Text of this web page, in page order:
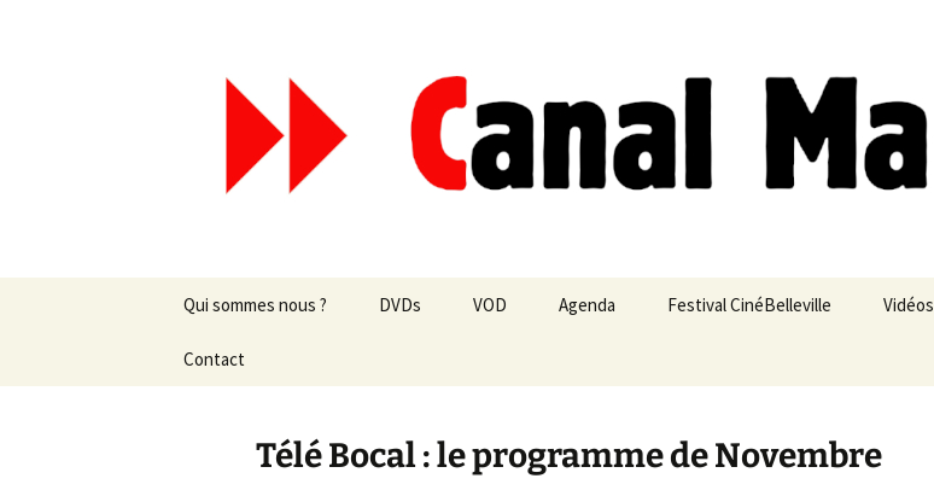
Canal Marches
Qui sommes nous ?
Les revues de presse
Les projets
DVDs VOD Agenda Festival CinéBelleville Vidéos
Contact
Télé Bocal : le programme de Novembre